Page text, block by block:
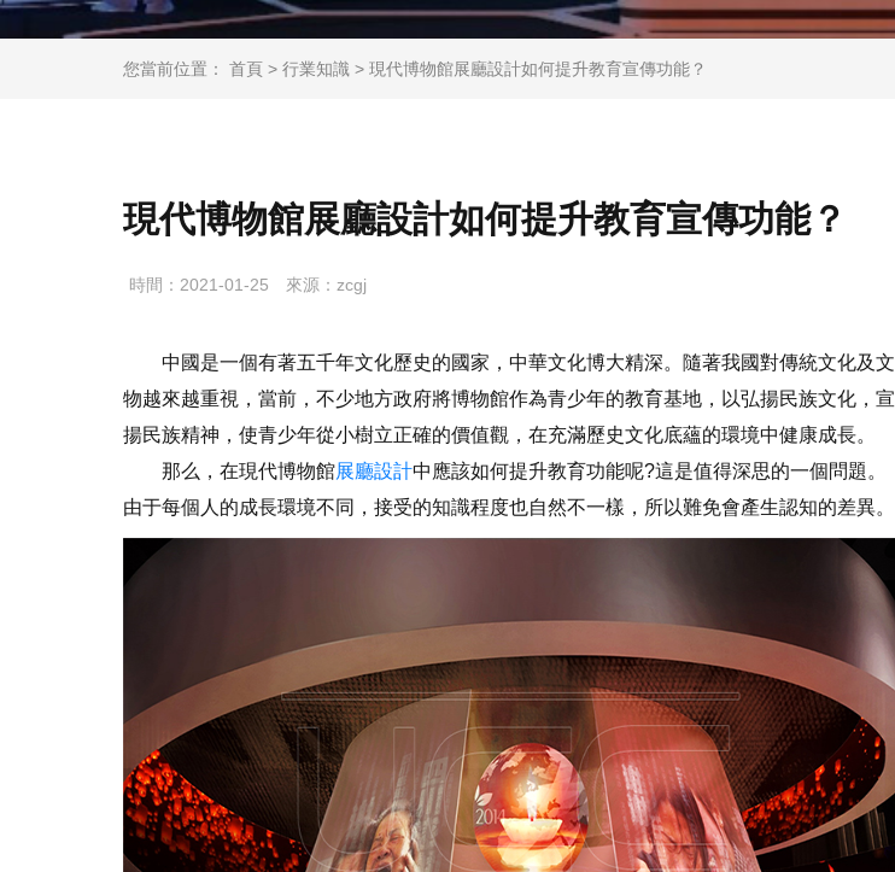
您當前位置： 首頁 > 行業知識 > 現代博物館展廳設計如何提升教育宣傳功能？
現代博物館展廳設計如何提升教育宣傳功能？
時間：2021-01-25 來源：zcgj
中國是一個有著五千年文化歷史的國家，中華文化博大精深。隨著我國對傳統文化及文
物越來越重視，當前，不少地方政府將博物館作為青少年的教育基地，以弘揚民族文化，宣
揚民族精神，使青少年從小樹立正確的價值觀，在充滿歷史文化底蘊的環境中健康成長。
那么，在現代博物館展廳設計中應該如何提升教育功能呢?這是值得深思的一個問題。
由于每個人的成長環境不同，接受的知識程度也自然不一樣，所以難免會產生認知的差異。